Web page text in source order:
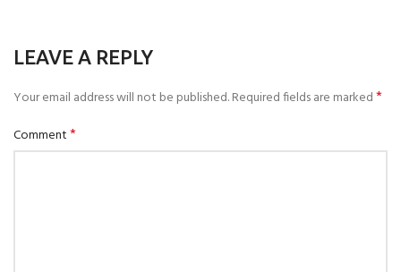
LEAVE A REPLY
Your email address will not be published.Required fields are marked*
Comment*